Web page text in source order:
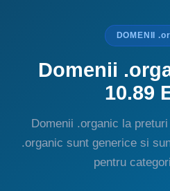
DOMENII
Domenii
10.89
Domenii .organic la
.organic sunt generice si
pentru